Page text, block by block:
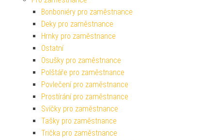
Bonboniéry pro zaměstnance
Deky pro zaměstnance
Hrnky pro zaměstnance
Ostatní
Osušky pro zaměstnance
Polštáře pro zaměstnance
Povlečení pro zaměstnance
Prostírání pro zaměstnance
Svíčky pro zaměstnance
Tašky pro zaměstnance
Trička pro zaměstnance